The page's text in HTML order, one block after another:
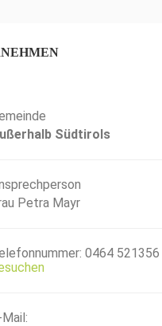
Südtirols
Petra Mayr
0464 521356
Mail: